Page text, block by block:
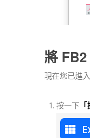
將 FB2
現在您已進
按一下